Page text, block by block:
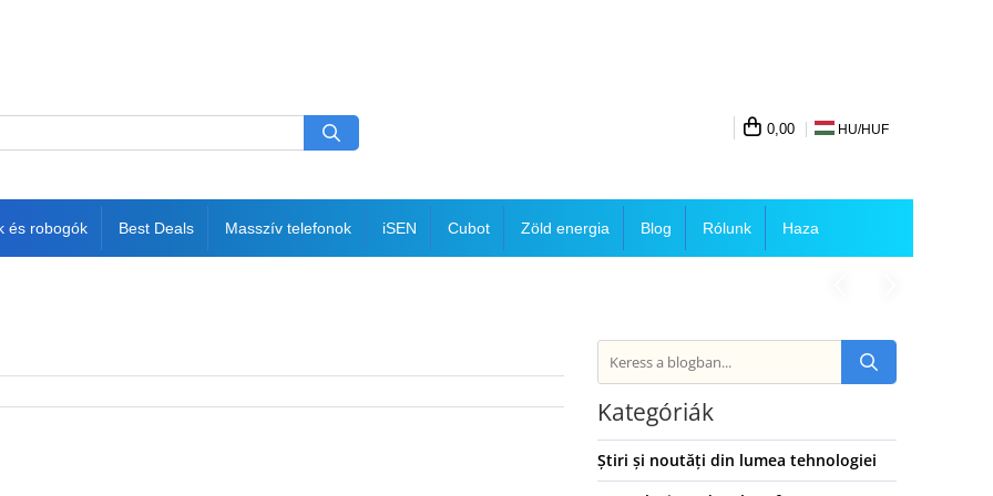
0,00 HU/HUF
és robogók Best Deals Masszív telefonok iSEN Cubot Zöld energia Blog Rólunk Haza
Kategóriák
Știri și noutăți din lumea tehnologiei